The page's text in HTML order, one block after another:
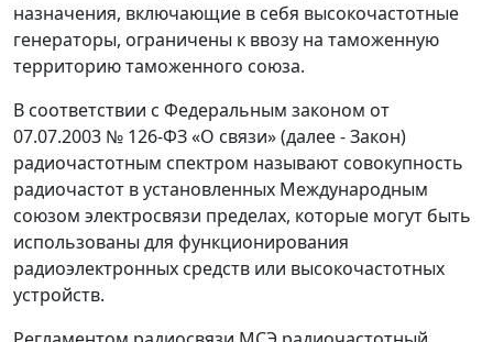
назначения, включающие в себя высокочастотные
генераторы, ограничены к ввозу на таможенную
территорию таможенного союза.
В соответствии с Федеральным законом от
07.07.2003 № 126-ФЗ «О связи» (далее - Закон)
радиочастотным спектром называют совокупность
радиочастот в установленных Международным
союзом электросвязи пределах, которые могут быть
использованы для функционирования
радиоэлектронных средств или высокочастотных
устройств.